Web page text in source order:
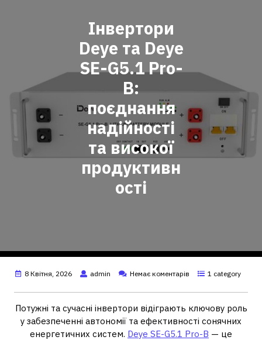
Інвертори
Deye та Deye
SE-G5.1 Pro-
B:
поєднання
надійності
та високої
продуктивн
ості
8 Квітня, 2026 admin Немає коментарів 1 category
Потужні та сучасні інвертори відіграють ключову роль
у забезпеченні автономії та ефективності сонячних
енергетичних систем. Deye SE-G5.1 Pro-B — це